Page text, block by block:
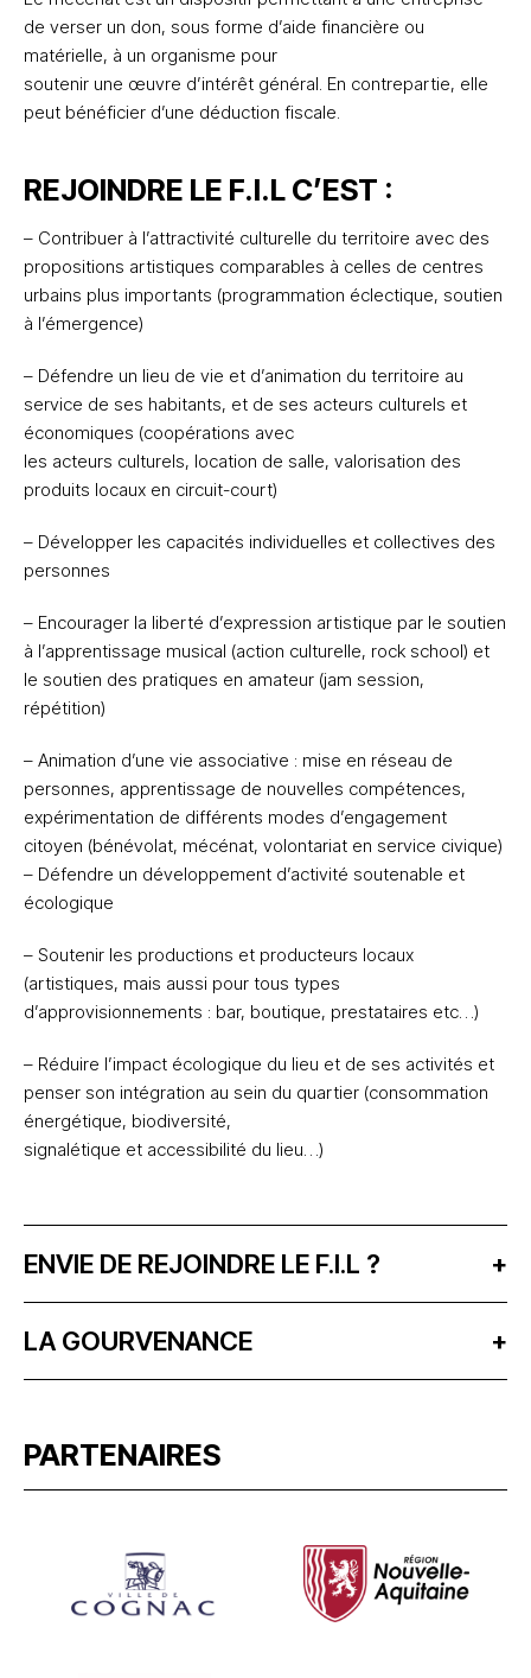
de verser un don, sous forme d’aide financière ou
matérielle, à un organisme pour
soutenir une œuvre d’intérêt général. En contrepartie, elle
peut bénéficier d’une déduction fiscale.
REJOINDRE LE F.I.L C’EST :
– Contribuer à l’attractivité culturelle du territoire avec des
propositions artistiques comparables à celles de centres
urbains plus importants (programmation éclectique, soutien
à l’émergence)
– Défendre un lieu de vie et d’animation du territoire au
service de ses habitants, et de ses acteurs culturels et
économiques (coopérations avec
les acteurs culturels, location de salle, valorisation des
produits locaux en circuit-court)
– Développer les capacités individuelles et collectives des
personnes
– Encourager la liberté d’expression artistique par le soutien
à l’apprentissage musical (action culturelle, rock school) et
le soutien des pratiques en amateur (jam session,
répétition)
– Animation d’une vie associative : mise en réseau de
personnes, apprentissage de nouvelles compétences,
expérimentation de différents modes d’engagement
citoyen (bénévolat, mécénat, volontariat en service civique)
– Défendre un développement d’activité soutenable et
écologique
– Soutenir les productions et producteurs locaux
(artistiques, mais aussi pour tous types
d’approvisionnements : bar, boutique, prestataires etc…)
– Réduire l’impact écologique du lieu et de ses activités et
penser son intégration au sein du quartier (consommation
énergétique, biodiversité,
signalétique et accessibilité du lieu…)
ENVIE DE REJOINDRE LE F.I.L ? +
LA GOURVENANCE +
PARTENAIRES